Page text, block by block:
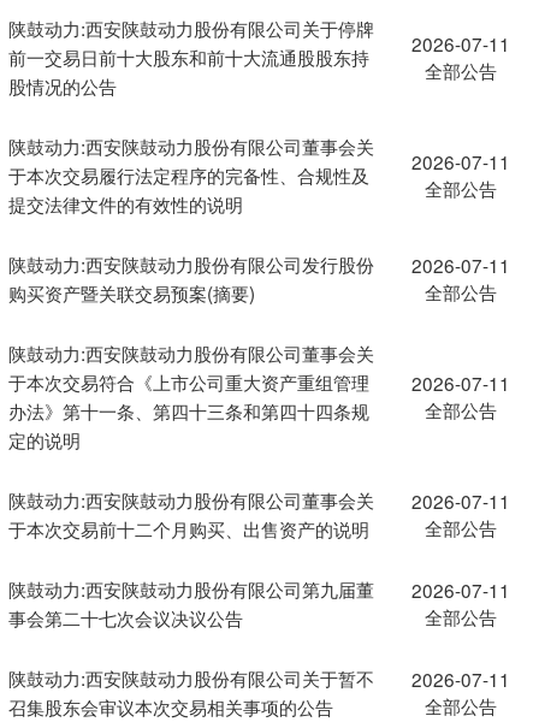
陕鼓动力:西安陕鼓动力股份有限公司关于停牌
前一交易日前十大股东和前十大流通股股东持
股情况的公告
2026-07-11
全部公告
陕鼓动力:西安陕鼓动力股份有限公司董事会关
于本次交易履行法定程序的完备性、合规性及
提交法律文件的有效性的说明
2026-07-11
全部公告
陕鼓动力:西安陕鼓动力股份有限公司发行股份
购买资产暨关联交易预案(摘要)
2026-07-11
全部公告
陕鼓动力:西安陕鼓动力股份有限公司董事会关
于本次交易符合《上市公司重大资产重组管理
办法》第十一条、第四十三条和第四十四条规
定的说明
2026-07-11
全部公告
陕鼓动力:西安陕鼓动力股份有限公司董事会关
于本次交易前十二个月购买、出售资产的说明
2026-07-11
全部公告
陕鼓动力:西安陕鼓动力股份有限公司第九届董
事会第二十七次会议决议公告
2026-07-11
全部公告
陕鼓动力:西安陕鼓动力股份有限公司关于暂不
召集股东会审议本次交易相关事项的公告
2026-07-11
全部公告